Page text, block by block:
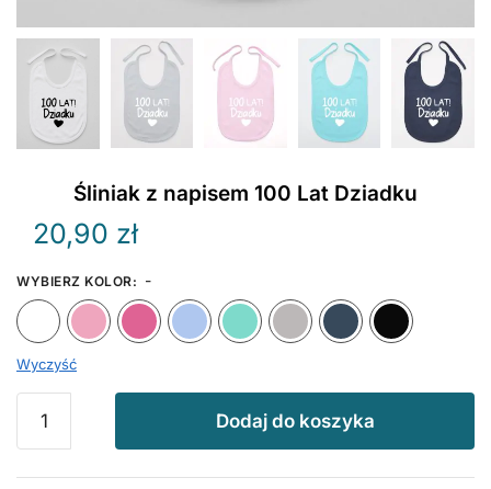
Śliniak z napisem 100 Lat Dziadku
20,90 zł
WYBIERZ KOLOR: -
Biały
Różowy Ciemny Różowy
Błękitny MiętowySzary
Wyczyść
Śliniak
z
napisem
Dodaj do koszyka